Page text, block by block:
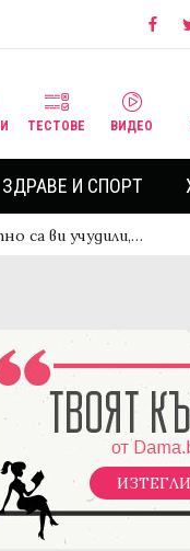
ТЕСТОВЕ ВИДЕО
ЗДРАВЕ И СПОРТ
са ви учудили,…
ИЗТЕГЛИ